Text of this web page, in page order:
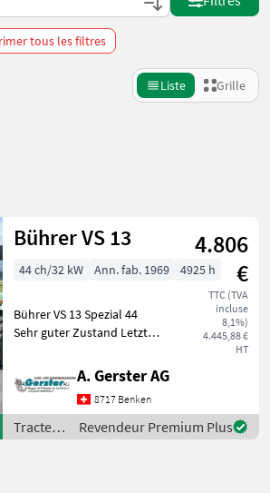
tous les filtres
Liste Grille
Pays Filtres
1
résultats
Bührer VS 13
4.806
€
TTC (TVA
incluse
8,1%)
4.445,88 €
HT
44 ch/32 kW Ann. fab. 1969 4925 h
Bührer VS 13 Spezial 44
Sehr guter Zustand Letzte
nicht mehr gebraucht,
Gewicht:1900,
Seriennummer:18774,
Bereifung vorne:6.00-16,
Bere
A. Gerster AG
8717 Benken
Tracteurs
/ Bührer
Revendeur Premium Plus